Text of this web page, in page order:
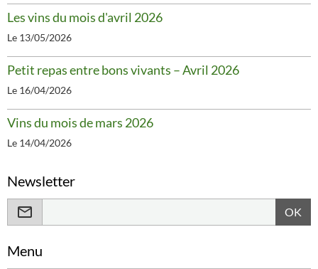
Les vins du mois d'avril 2026
Le 13/05/2026
Petit repas entre bons vivants – Avril 2026
Le 16/04/2026
Vins du mois de mars 2026
Le 14/04/2026
Newsletter
OK
Menu